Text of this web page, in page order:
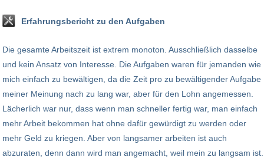
Erfahrungsbericht zu den Aufgaben
Die gesamte Arbeitszeit ist extrem monoton. Ausschließlich dasselbe
und kein Ansatz von Interesse. Die Aufgaben waren für jemanden wie
mich einfach zu bewältigen, da die Zeit pro zu bewältigender Aufgabe
meiner Meinung nach zu lang war, aber für den Lohn angemessen.
Lächerlich war nur, dass wenn man schneller fertig war, man einfach
mehr Arbeit bekommen hat ohne dafür gewürdigt zu werden oder
mehr Geld zu kriegen. Aber von langsamer arbeiten ist auch
abzuraten, denn dann wird man angemacht, weil mein zu langsam ist.